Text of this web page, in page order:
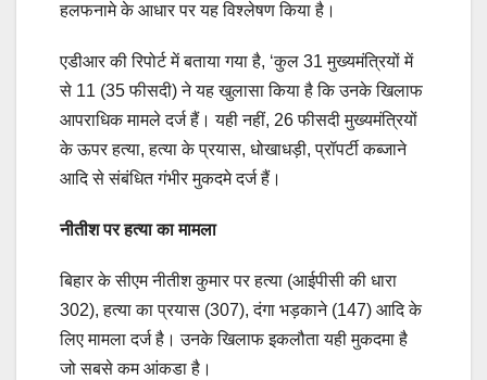
हलफनामे के आधार पर यह विश्लेषण किया है।
एडीआर की रिपोर्ट में बताया गया है, ‘कुल 31 मुख्यमंत्रियों में
से 11 (35 फीसदी) ने यह खुलासा किया है कि उनके खिलाफ
आपराधिक मामले दर्ज हैं। यही नहीं, 26 फीसदी मुख्यमंत्रियों
के ऊपर हत्या, हत्या के प्रयास, धोखाधड़ी, प्रॉपर्टी कब्जाने
आदि से संबंधित गंभीर मुकदमे दर्ज हैं।
नीतीश पर हत्या का मामला
बिहार के सीएम नीतीश कुमार पर हत्या (आईपीसी की धारा
302), हत्या का प्रयास (307), दंगा भड़काने (147) आदि के
लिए मामला दर्ज है। उनके खिलाफ इकलौता यही मुकदमा है
जो सबसे कम आंकडा है।